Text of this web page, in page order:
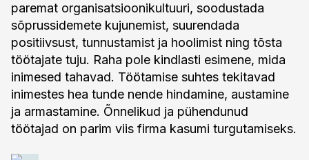
paremat organisatsioonikultuuri, soodustada
sõprussidemete kujunemist, suurendada
positiivsust, tunnustamist ja hoolimist ning tõsta
töötajate tuju. Raha pole kindlasti esimene, mida
inimesed tahavad. Töötamise suhtes tekitavad
inimestes hea tunde nende hindamine, austamine
ja armastamine. Õnnelikud ja pühendunud
töötajad on parim viis firma kasumi turgutamiseks.